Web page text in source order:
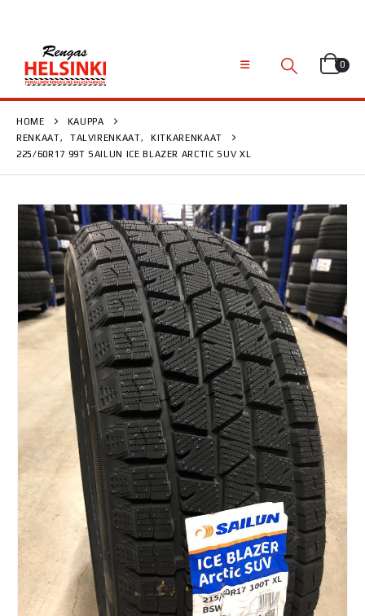
0
HOME
KAUPPA
RENKAAT, TALVIRENKAAT,
KITKARENKAAT
225/60R17 99T SAILUN ICE BLAZER ARCTIC SUV XL